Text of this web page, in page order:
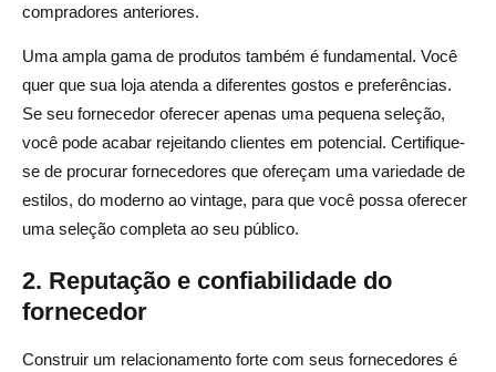
compradores anteriores.
Uma ampla gama de produtos também é fundamental. Você
quer que sua loja atenda a diferentes gostos e preferências.
Se seu fornecedor oferecer apenas uma pequena seleção,
você pode acabar rejeitando clientes em potencial. Certifique-
se de procurar fornecedores que ofereçam uma variedade de
estilos, do moderno ao vintage, para que você possa oferecer
uma seleção completa ao seu público.
2. Reputação e confiabilidade do
fornecedor
Construir um relacionamento forte com seus fornecedores é